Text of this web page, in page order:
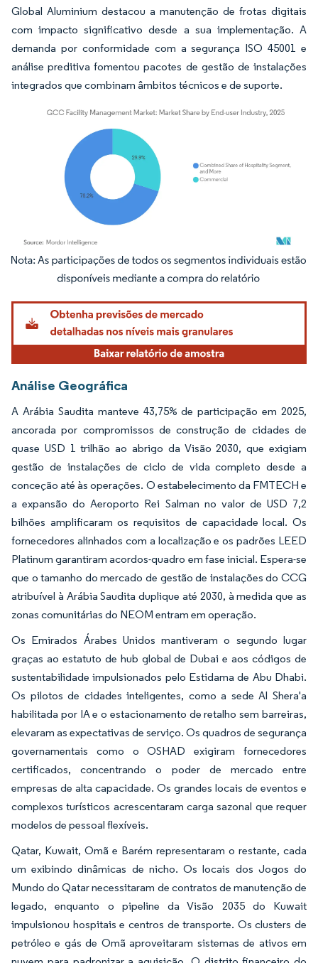
Global Aluminium destacou a manutenção de frotas digitais
com impacto significativo desde a sua implementação. A
demanda por conformidade com a segurança ISO 45001 e
análise preditiva fomentou pacotes de gestão de instalações
integrados que combinam âmbitos técnicos e de suporte.
Imagem © Mordor Intelligence. O reuso requer atribuição conforme CC BY 4.0.
Análise Geográfica
A Arábia Saudita manteve 43,75% de participação em 2025,
ancorada por compromissos de construção de cidades de
quase USD 1 trilhão ao abrigo da Visão 2030, que exigiam
gestão de instalações de ciclo de vida completo desde a
conceção até às operações. O estabelecimento da FMTECH e
a expansão do Aeroporto Rei Salman no valor de USD 7,2
bilhões amplificaram os requisitos de capacidade local. Os
fornecedores alinhados com a localização e os padrões LEED
Platinum garantiram acordos-quadro em fase inicial. Espera-se
que o tamanho do mercado de gestão de instalações do CCG
atribuível à Arábia Saudita duplique até 2030, à medida que as
zonas comunitárias do NEOM entram em operação.
Os Emirados Árabes Unidos mantiveram o segundo lugar
graças ao estatuto de hub global de Dubai e aos códigos de
sustentabilidade impulsionados pelo Estidama de Abu Dhabi.
Os pilotos de cidades inteligentes, como a sede Al Shera'a
habilitada por IA e o estacionamento de retalho sem barreiras,
elevaram as expectativas de serviço. Os quadros de segurança
governamentais como o OSHAD exigiram fornecedores
certificados, concentrando o poder de mercado entre
empresas de alta capacidade. Os grandes locais de eventos e
complexos turísticos acrescentaram carga sazonal que requer
modelos de pessoal flexíveis.
Qatar, Kuwait, Omã e Barém representaram o restante, cada
um exibindo dinâmicas de nicho. Os locais dos Jogos do
Mundo do Qatar necessitaram de contratos de manutenção de
legado, enquanto o pipeline da Visão 2035 do Kuwait
impulsionou hospitais e centros de transporte. Os clusters de
petróleo e gás de Omã aproveitaram sistemas de ativos em